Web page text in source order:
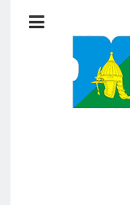
Район
Мероприятия